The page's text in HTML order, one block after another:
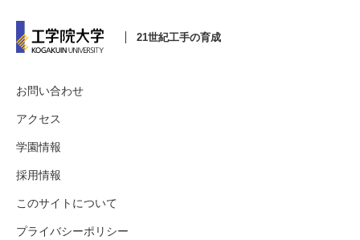
21世紀工手の育成
お問い合わせ
アクセス
学園情報
採用情報
このサイトについて
プライバシーポリシー